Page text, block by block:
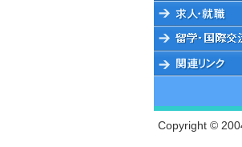
Copyright ©